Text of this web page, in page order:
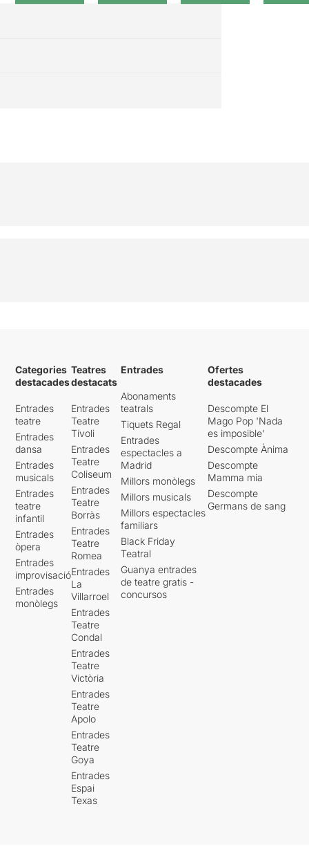
Categories
destacades
Entrades
teatre
Entrades
dansa
Entrades
musicals
Entrades
teatre
infantil
Entrades
òpera
Entrades
improvisació
Entrades
monòlegs
Teatres
destacats
Entrades
Teatre
Tívoli
Entrades
Teatre
Coliseum
Entrades
Teatre
Borràs
Entrades
Teatre
Romea
Entrades
La
Villarroel
Entrades
Teatre
Condal
Entrades
Teatre
Victòria
Entrades
Teatre
Apolo
Entrades
Teatre
Goya
Entrades
Espai
Texas
Entrades
Abonaments
teatrals
Tiquets Regal
Entrades
espectacles a
Madrid
Millors monòlegs
Millors musicals
Millors espectacles
familiars
Black Friday
Teatral
Guanya entrades
de teatre gratis -
concursos
Ofertes
destacades
Descompte El
Mago Pop 'Nada
es imposible'
Descompte Ànima
Descompte
Mamma mia
Descompte
Germans de sang